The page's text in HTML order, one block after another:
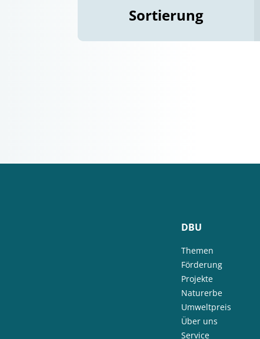
Sortierung
DBU
Themen
Förderung
Projekte
Naturerbe
Umweltpreis
Über uns
Service